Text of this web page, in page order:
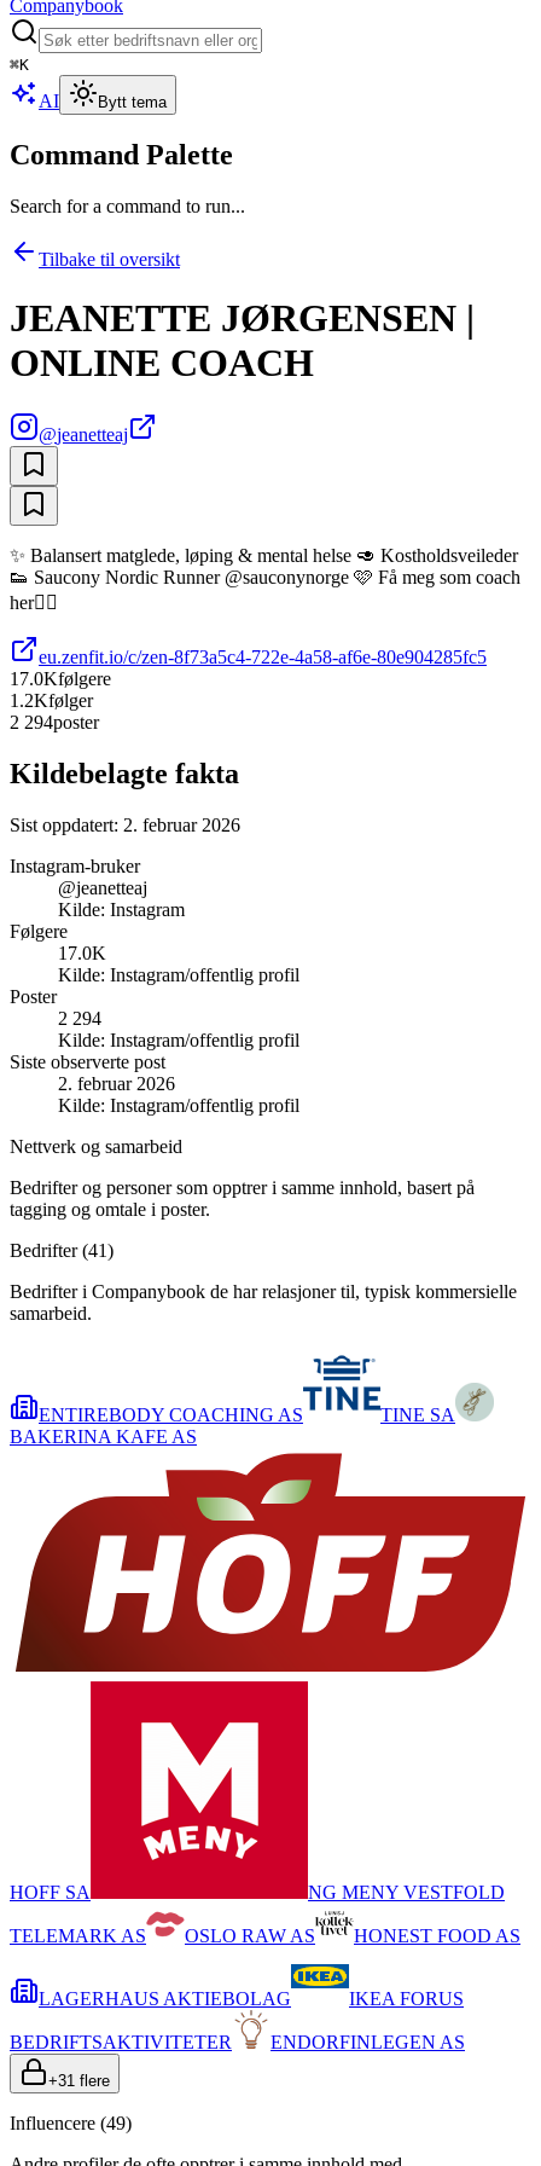
Companybook
⌘K
AI Bytt tema
Command Palette
Search for a command to run...
Tilbake til oversikt
JEANETTE JØRGENSEN |
ONLINE COACH
@jeanetteaj
✨ Balansert matglede, løping & mental helse 🥑 Kostholdsveileder
👟 Saucony Nordic Runner @sauconynorge 🩷 Få meg som coach
her👇🏼
eu.zenfit.io/c/zen-8f73a5c4-722e-4a58-af6e-80e904285fc5
17.0Kfølgere
1.2Kfølger
2 294poster
Kildebelagte fakta
Sist oppdatert: 2. februar 2026
Instagram-bruker
@jeanetteaj
Kilde: Instagram
Følgere
17.0K
Kilde: Instagram/offentlig profil
Poster
2 294
Kilde: Instagram/offentlig profil
Siste observerte post
2. februar 2026
Kilde: Instagram/offentlig profil
Nettverk og samarbeid
Bedrifter og personer som opptrer i samme innhold, basert på
tagging og omtale i poster.
Bedrifter (41)
Bedrifter i Companybook de har relasjoner til, typisk kommersielle
samarbeid.
ENTIREBODY COACHING AS
TINE SA
BAKERINA KAFE AS
HOFF SA NG MENY VESTFOLD
TELEMARK AS OSLO RAW AS HONEST FOOD AS
LAGERHAUS AKTIEBOLAG IKEA FORUS
BEDRIFTSAKTIVITETER ENDORFINLEGEN AS
+31 flere
Influencere (49)